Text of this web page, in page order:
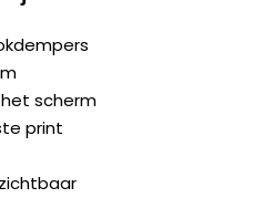
scherm
print